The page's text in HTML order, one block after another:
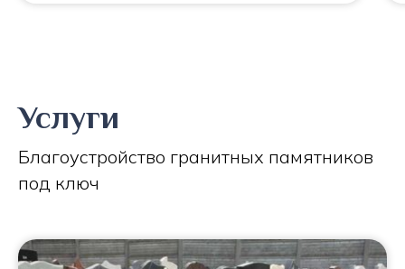
Услуги
Благоустройство гранитных памятников
под ключ